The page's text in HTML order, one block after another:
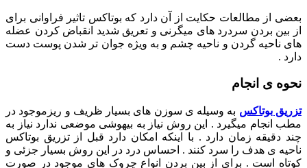
بعضی از مطالعات حکایت از آن دارد که بوتاکس تاثیر فراوانی برای
از بین بردن سردرد های میگرنی و تعریق شدید انقباض کردن عضله
های ناحیه گردن و ناحیه چشم و به ویژه جوان تر شدن پوست دست
دارد .
نحوه ی انجام
تزریق بوتاکس به وسیله ی سوزن های بسیار ظریف و ریزموجود در
مطب انجام میگیرد . این روش نیاز به بیهوشی موضعی ندارد نیاز به
چند دقیقه زمان دارد . با اینکه امکان دارد قبل از تزریق بوتاکس
ناحیه ی هدف را سرد کنند . احساس درد در این روش بسیار جزئی و
کوتاه است . برای از بین بردن انواع چروک های موجود در صورت